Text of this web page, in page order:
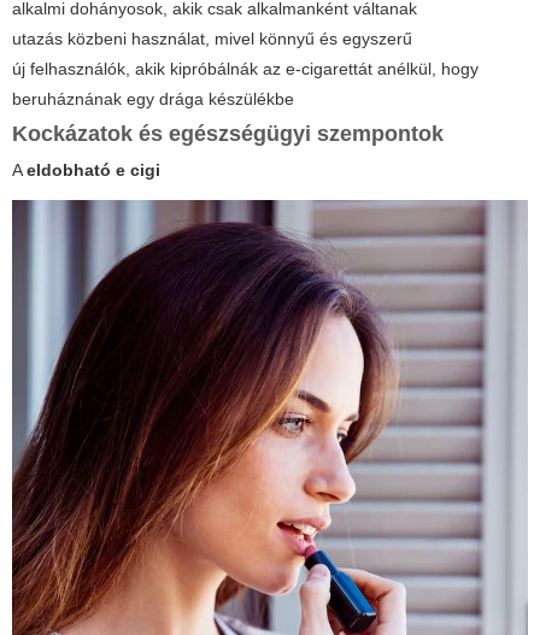
alkalmi dohányosok, akik csak alkalmanként váltanak
utazás közbeni használat, mivel könnyű és egyszerű
új felhasználók, akik kipróbálnák az e-cigarettát anélkül, hogy
beruháznának egy drága készülékbe
Kockázatok és egészségügyi szempontok
Aeldobható e cigi